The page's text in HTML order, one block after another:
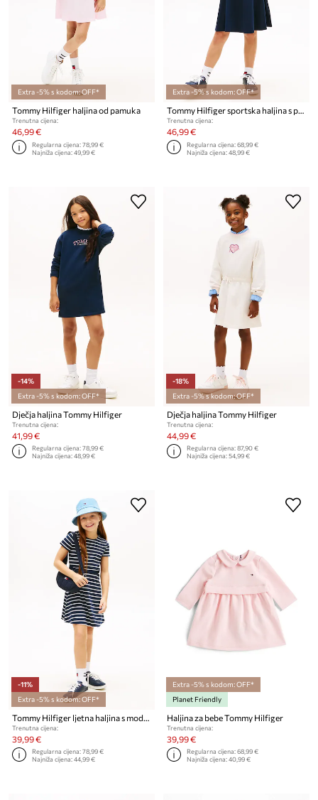
Extra -5% s kodom: OFF*
Tommy Hilfiger haljina od pamuka
Trenutna cijena:
46,99 €
Regularna cijena:78,99 €
Najniža cijena:49,99 €
Extra -5% s kodom: OFF*
Tommy Hilfiger sportska haljina s pamukom
Trenutna cijena:
46,99 €
Regularna cijena:68,99 €
Najniža cijena:48,99 €
-14%
Extra -5% s kodom: OFF*
Dječja haljina Tommy Hilfiger
Trenutna cijena:
41,99 €
Regularna cijena:78,99 €
Najniža cijena:48,99 €
-18%
Extra -5% s kodom: OFF*
Dječja haljina Tommy Hilfiger
Trenutna cijena:
44,99 €
Regularna cijena:87,90 €
Najniža cijena:54,99 €
-11%
Extra -5% s kodom: OFF*
Tommy Hilfiger ljetna haljina s modalom
Trenutna cijena:
39,99 €
Regularna cijena:78,99 €
Najniža cijena:44,99 €
Extra -5% s kodom: OFF*
Planet Friendly
Haljina za bebe Tommy Hilfiger
Trenutna cijena:
39,99 €
Regularna cijena:68,99 €
Najniža cijena:40,99 €